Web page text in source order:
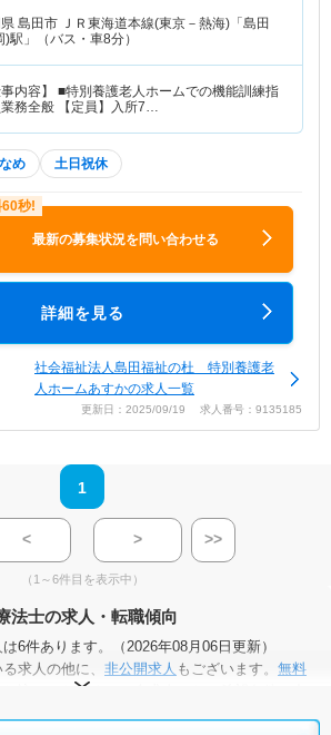
島田市 ＪＲ東海道本線(東京－熱海)「島田
)駅」（バス・車8分）
事内容】 ■特別養護老人ホームでの機能訓練指
導員業務全般 【定員】入所7…
め 土日祝休
最新の募集状況を問い合わせる
詳細を見る
社会福祉法人島田福祉の杜 特別養護老
人ホームあすかの求人一覧
更新日：2025/09/19 求人番号：9135185
1
< > >>
（1～6件目を表示中）
法士の求人・転職傾向
6件あります。（2026年08月06日更新）
求人の他に、 非公開求人 もございます。 無料
し込みいただくと、全求人からご希望条件に合